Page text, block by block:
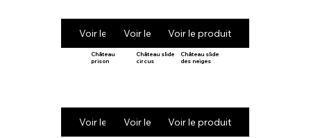
Voir le produitVoir le produitVoir le produit
Château
prison
Voir le produit
Château slide
circus
Voir le produit
Château slide
des neiges
Voir le produit